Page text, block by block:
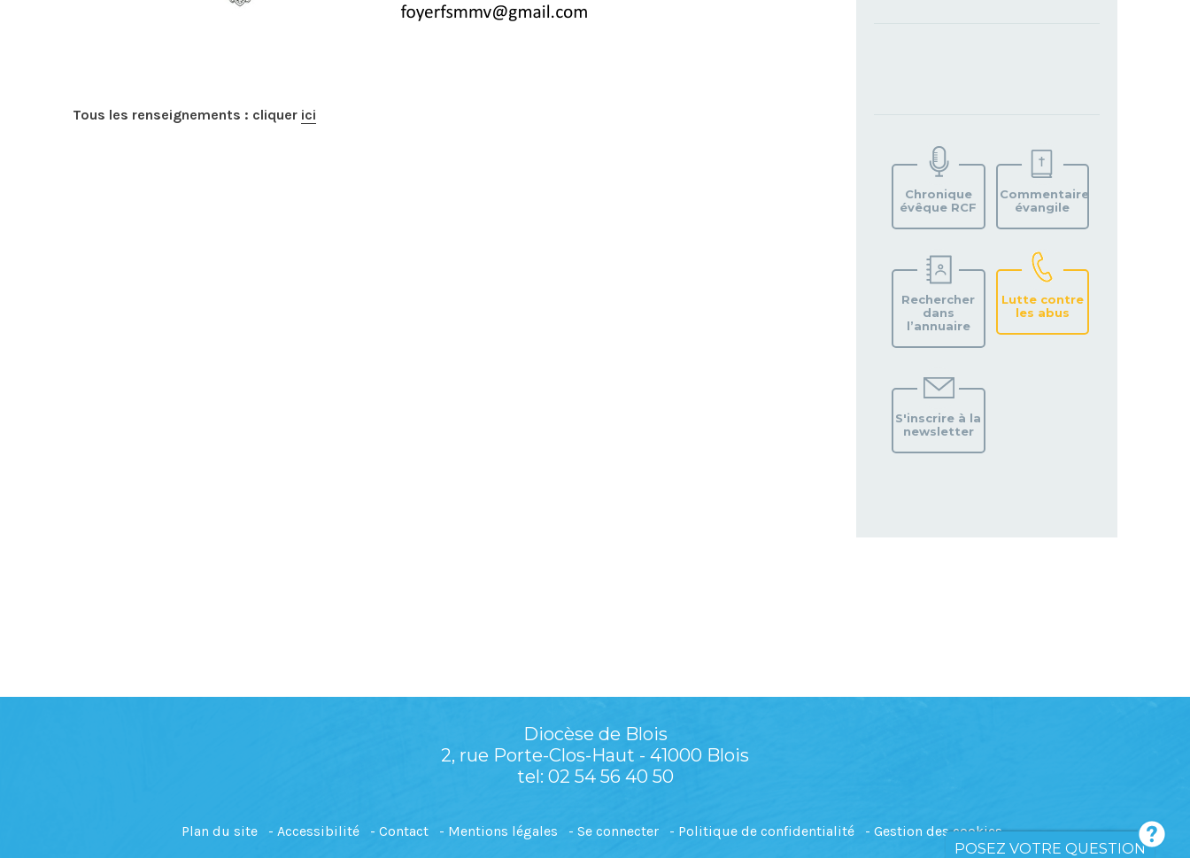
Tous les renseignements : cliquer ici
VOTRE
PAROISSE
Chronique
évêque RCF
Commentaire
évangile
Rechercher
dans
l’annuaire
Lutte contre
les abus
S'inscrire à la
newsletter
POSEZ VOTRE QUESTION
Diocèse de Blois
2, rue Porte-Clos-Haut - 41000 Blois
tel: 02 54 56 40 50
Plan du site Accessibilité Contact Mentions légales Se connecter Politique de confidentialité Gestion des cookies